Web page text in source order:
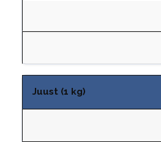
Juust (1 kg)